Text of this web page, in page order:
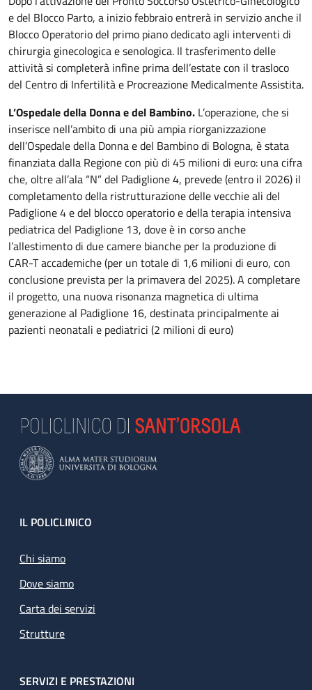
e del Blocco Parto, a inizio febbraio entrerà in servizio anche il
Blocco Operatorio del primo piano dedicato agli interventi di
chirurgia ginecologica e senologica. Il trasferimento delle
attività si completerà infine prima dell’estate con il trasloco
del Centro di Infertilità e Procreazione Medicalmente Assistita.
L’Ospedale della Donna e del Bambino. L’operazione, che si
inserisce nell’ambito di una più ampia riorganizzazione
dell’Ospedale della Donna e del Bambino di Bologna, è stata
finanziata dalla Regione con più di 45 milioni di euro: una cifra
che, oltre all’ala “N” del Padiglione 4, prevede (entro il 2026) il
completamento della ristrutturazione delle vecchie ali del
Padiglione 4 e del blocco operatorio e della terapia intensiva
pediatrica del Padiglione 13, dove è in corso anche
l’allestimento di due camere bianche per la produzione di
CAR-T accademiche (per un totale di 1,6 milioni di euro, con
conclusione prevista per la primavera del 2025). A completare
il progetto, una nuova risonanza magnetica di ultima
generazione al Padiglione 16, destinata principalmente ai
pazienti neonatali e pediatrici (2 milioni di euro)
Footer
IL POLICLINICO
Chi siamo
Dove siamo
Carta dei servizi
Strutture
SERVIZI E PRESTAZIONI